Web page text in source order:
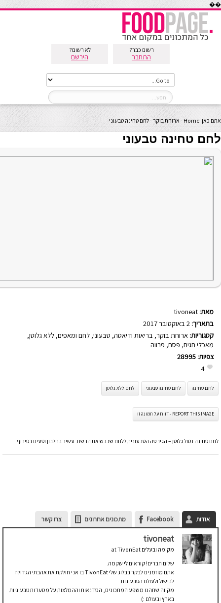
��
רשום כבר?
התחבר
לא רשום?
הירשם
אתם כאן: Home
- ארוחת בוקר-לחם טחינה טבעוני
לחם טחינה טבעוני
מאת: tivoneat
בתאריך:
קטגוריות: ארוחת בוקר, בריאות ודיאטה, טבעוני, לחם ומאפים, ללא גלוטן,
מאכלי חגים, פסח, פרווה
צפיות: 28995
4
לחם טחינה לחם טחינה טבעוני לחם ללא גלוטן
REPORT THIS IMAGE - דווח על תמונה זו
לחם טחינה נטול גלוטן – הגירסה הטבעונית ללחם שכבש את הרשת. עשיר בחלבון וטעים בטירוף
אודות Facebook מתכונים אחרונים צרו קשר
tivoneat
מקימה ובעלים TivonEat
שלום חברים! קוראים לי שקמה.
אתם מוזמנים לבקר בבלוג שלי TivonEat בו אני חולקת את אהבתי הגדולה
לבישול ולעולם הטבעונות.
מקווה שתהנו משפע המתכונים, הסדנאות וההמלצות על מסעדות טבעוניות
בארץ ובעולם :)